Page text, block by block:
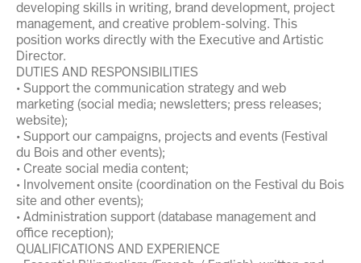
developing skills in writing, brand development, project
management, and creative problem-solving. This
position works directly with the Executive and Artistic
Director.
DUTIES AND RESPONSIBILITIES
• Support the communication strategy and web
marketing (social media; newsletters; press releases;
website);
• Support our campaigns, projects and events (Festival
du Bois and other events);
• Create social media content;
• Involvement onsite (coordination on the Festival du Bois
site and other events);
• Administration support (database management and
office reception);
QUALIFICATIONS AND EXPERIENCE